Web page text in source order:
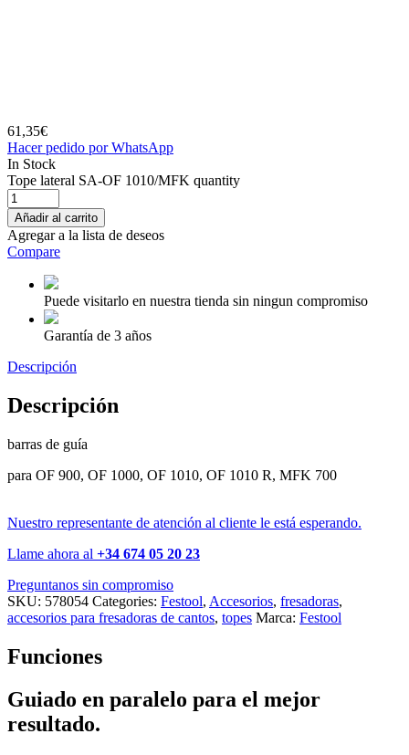
61,35€
Hacer pedido por WhatsApp
In Stock
Tope lateral SA-OF 1010/MFK quantity
Añadir al carrito
Agregar a la lista de deseos
Compare
Puede visitarlo en nuestra tienda sin ningun compromiso
Garantía de 3 años
Descripción
Descripción
barras de guía
para OF 900, OF 1000, OF 1010, OF 1010 R, MFK 700
Nuestro representante de atención al cliente le está esperando.
Llame ahora al +34 674 05 20 23
Preguntanos sin compromiso
SKU: 578054 Categories: Festool, Accesorios, fresadoras,
accesorios para fresadoras de cantos, topes Marca: Festool
Funciones
Guiado en paralelo para el mejor
resultado.